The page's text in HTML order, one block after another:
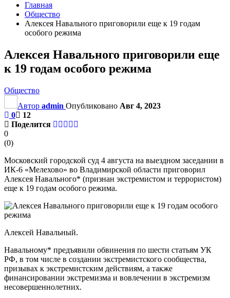
Главная
Общество
Алексея Навального приговорили еще к 19 годам
особого режима
Алексея Навального приговорили еще
к 19 годам особого режима
Общество
Автор admin Опубликовано Авг 4, 2023
0
12
Поделится
0
(0)
Московский городской суд 4 августа на выездном заседании в
ИК-6 «Мелехово» во Владимирской области приговорил
Алексея Навального* (признан экстремистом и террористом)
еще к 19 годам особого режима.
Алексей Навальный.
Навальному* предъявили обвинения по шести статьям УК
РФ, в том числе в создании экстремистского сообщества,
призывах к экстремистским действиям, а также
финансировании экстремизма и вовлечении в экстремизм
несовершеннолетних.